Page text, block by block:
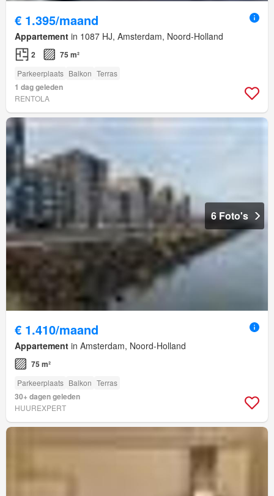
€ 1.395/maand
Appartement in 1087 HJ, Amsterdam, Noord-Holland
2 75 m²
Parkeerplaats Balkon Terras
1 dag geleden
RENTOLA
6 Foto's
€ 1.410/maand
Appartement in Amsterdam, Noord-Holland
75 m²
Parkeerplaats Balkon Terras
30+ dagen geleden
HUUREXPERT